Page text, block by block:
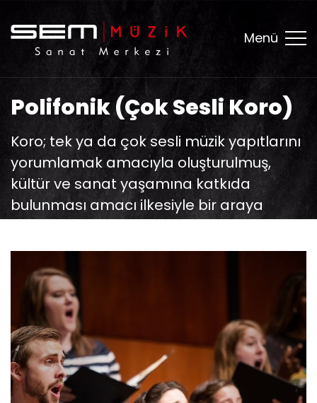
Menü
Polifonik (Çok Sesli Koro)
Koro; tek ya da çok sesli müzik yapıtlarını
yorumlamak amacıyla oluşturulmuş,
kültür ve sanat yaşamına katkıda
bulunması amacı ilkesiyle bir araya